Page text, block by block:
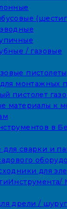
/ газовые
пистолеты
монтажных
пистолет
материалы к
в
сварки и
для
дрели /